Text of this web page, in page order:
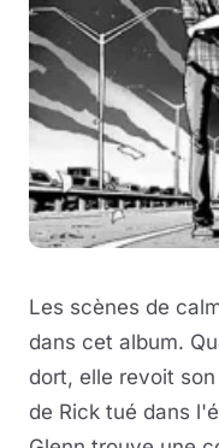
Les scènes de
dans cet album.
dort, elle revoit
de Rick tué dans